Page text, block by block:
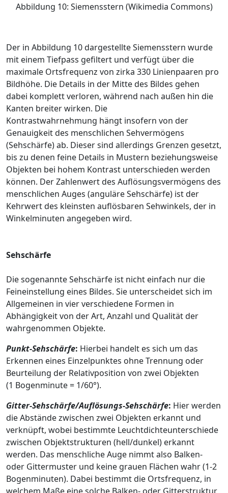
Abbildung 10: Siemensstern (Wikimedia Commons)
Der in Abbildung 10 dargestellte Siemensstern wurde
mit einem Tiefpass gefiltert und verfügt über die
maximale Ortsfrequenz von zirka 330 Linienpaaren pro
Bildhöhe. Die Details in der Mitte des Bildes gehen
dabei komplett verloren, während nach außen hin die
Kanten breiter wirken. Die
Kontrastwahrnehmung hängt insofern von der
Genauigkeit des menschlichen Sehvermögens
(Sehschärfe) ab. Dieser sind allerdings Grenzen gesetzt,
bis zu denen feine Details in Mustern beziehungsweise
Objekten bei hohem Kontrast unterschieden werden
können. Der Zahlenwert des Auflösungsvermögens des
menschlichen Auges (anguläre Sehschärfe) ist der
Kehrwert des kleinsten auflösbaren Sehwinkels, der in
Winkelminuten angegeben wird.
Sehschärfe
Die sogenannte Sehschärfe ist nicht einfach nur die
Feineinstellung eines Bildes. Sie unterscheidet sich im
Allgemeinen in vier verschiedene Formen in
Abhängigkeit von der Art, Anzahl und Qualität der
wahrgenommen Objekte.
Punkt-Sehschärfe: Hierbei handelt es sich um das
Erkennen eines Einzelpunktes ohne Trennung oder
Beurteilung der Relativposition von zwei Objekten
(1 Bogenminute = 1/60°).
Gitter-Sehschärfe/Auflösungs-Sehschärfe: Hier werden
die Abstände zwischen zwei Objekten erkannt und
verknüpft, wobei bestimmte Leuchtdichteunterschiede
zwischen Objektstrukturen (hell/dunkel) erkannt
werden. Das menschliche Auge nimmt also Balken-
oder Gittermuster und keine grauen Flächen wahr (1-2
Bogenminuten). Dabei bestimmt die Ortsfrequenz, in